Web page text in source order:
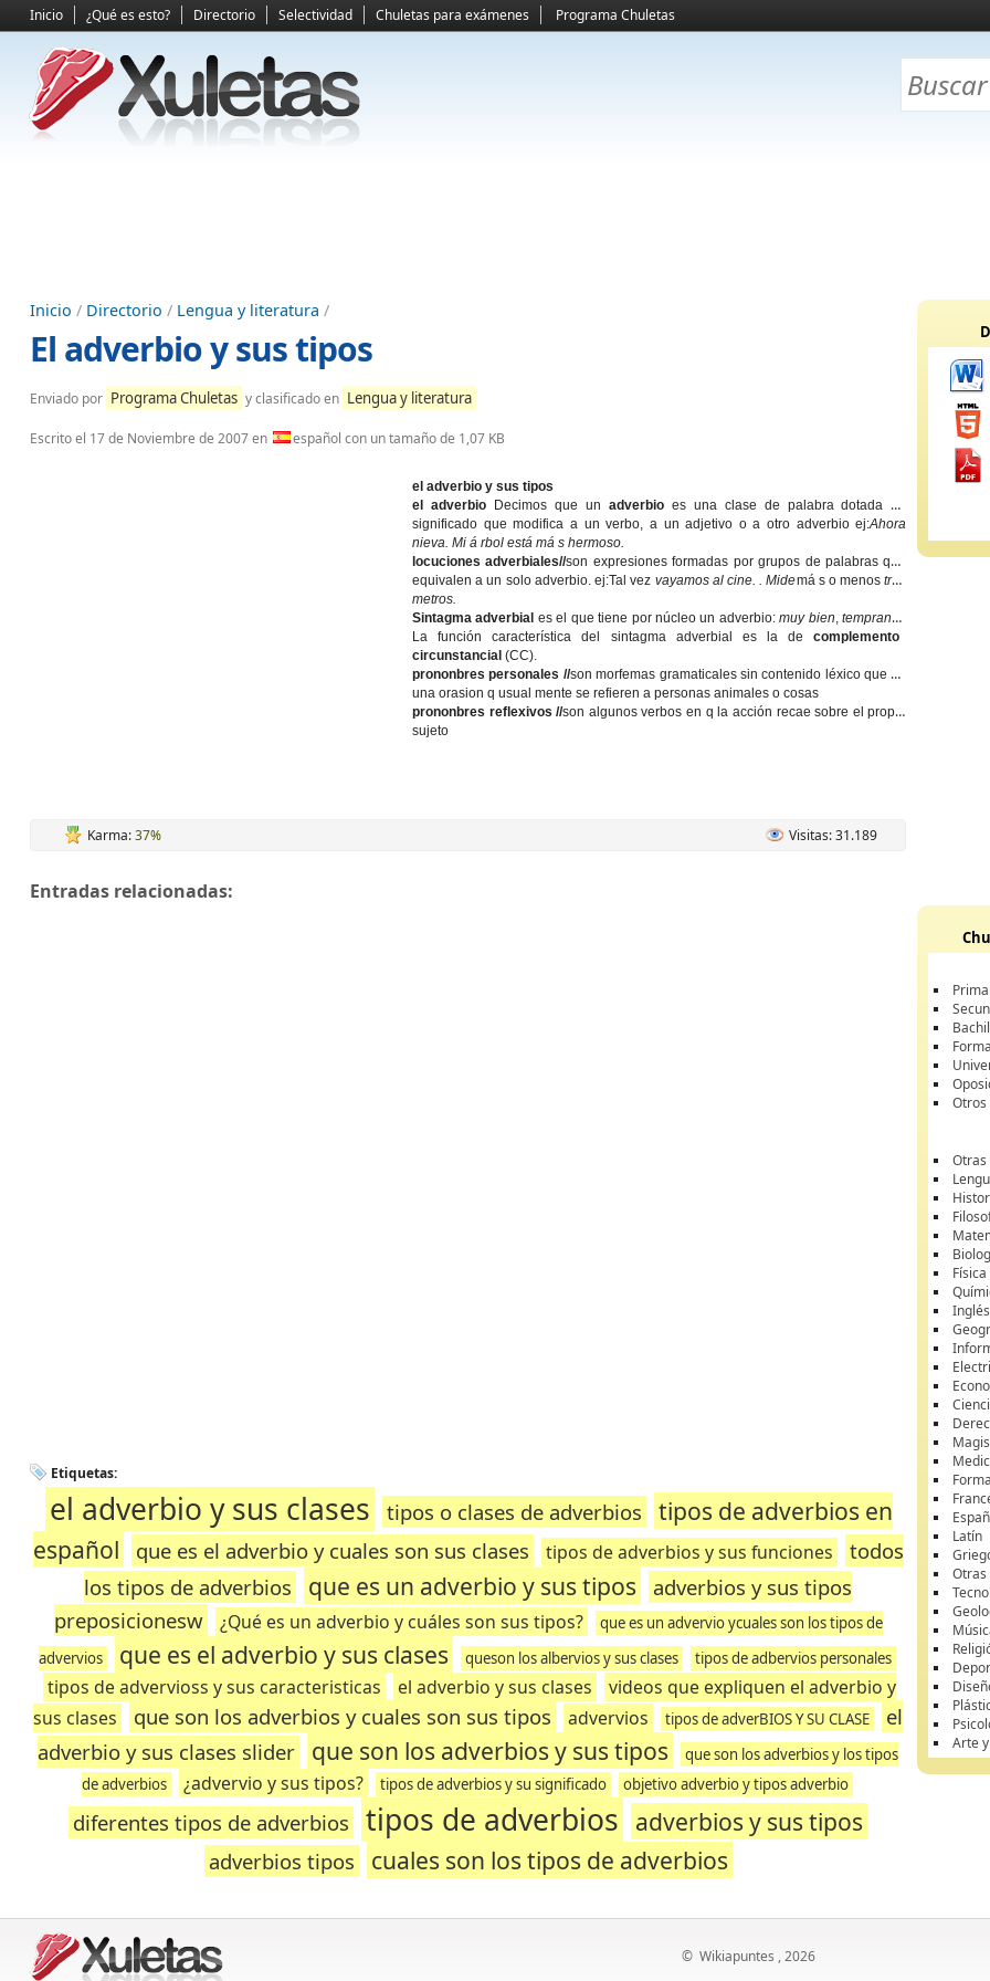
Inicio ¿Qué es esto? Directorio Selectividad Chuletas para exámenes Programa Chuletas
Inicio / Directorio / Lengua y literatura /
El adverbio y sus tipos
Enviado por Programa Chuletas y clasificado en Lengua y literatura
Escrito el 17 de Noviembre de 2007en español con un tamaño de 1,07 KB
el adverbio y sus tipos
el adverbio
Decimos que un adverbioes una clase de palabra dotada de
significado que modifica a un verbo, a un adjetivo o a otro adverbio ej:Ahora
nieva. Mi á rbol está má s hermoso.
locuciones adverbiales//son expresiones formadas por grupos de palabras que
equivalen a un solo adverbio. ej:Tal vez vayamos al cine. . Midemá s o menostres
metros.
Sintagma adverbial es el que tiene por núcleo un adverbio:muy bien,temprano .
La función característica del sintagma adverbial es la decomplemento
circunstancial (CC).
prononbres personales //son morfemas gramaticales sin contenido léxico que en
una orasion q usual mente se refieren a personas animales o cosas
prononbres reflexivos //son algunos verbos en q la acción recae sobre el propio
sujeto
Karma:37% Visitas: 31.189
Entradas relacionadas:
Etiquetas:
el adverbio y sus clases tipos o clases de adverbios
tipos de adverbios en
español
que es el adverbio y cuales son sus clases tipos de adverbios y sus funciones
todos
los tipos de adverbios
que es un adverbio y sus tipos
adverbios y sus tipos
preposicionesw
¿Qué es un adverbio y cuáles son sus tipos?
que es un advervio ycuales son los tipos de
advervios
que es el adverbio y sus clases queson los albervios y sus clases tipos de adbervios personales
tipos de advervioss y sus caracteristicas el adverbio y sus clases
videos que expliquen el adverbio y
sus clases
que son los adverbios y cuales son sus tipos advervios tipos de adverBIOS Y SU CLASE
el
adverbio y sus clases slider
que son los adverbios y sus tipos
que son los adverbios y los tipos
de adverbios
¿advervio y sus tipos? tipos de adverbios y su significado objetivo adverbio y tipos adverbio
diferentes tipos de adverbios tipos de adverbios adverbios y sus tipos
adverbios tipos cuales son los tipos de adverbios
Otros
Física
Inglés
Latín
Arte
© Wikiapuntes , 2026